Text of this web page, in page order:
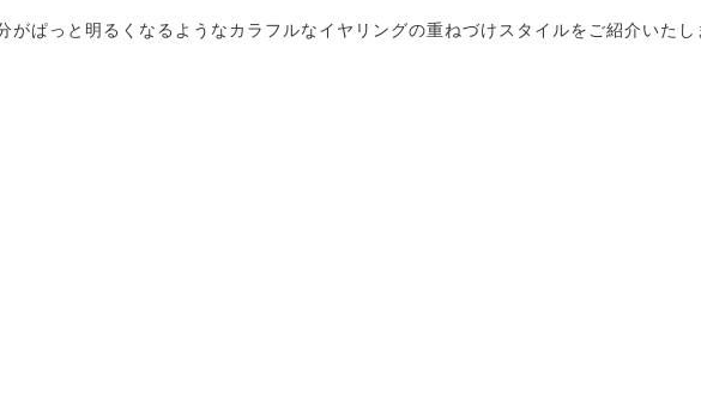
がぱっと明るくなるようなカラフルなイヤリングの重ねづけスタイルをご紹介いたし